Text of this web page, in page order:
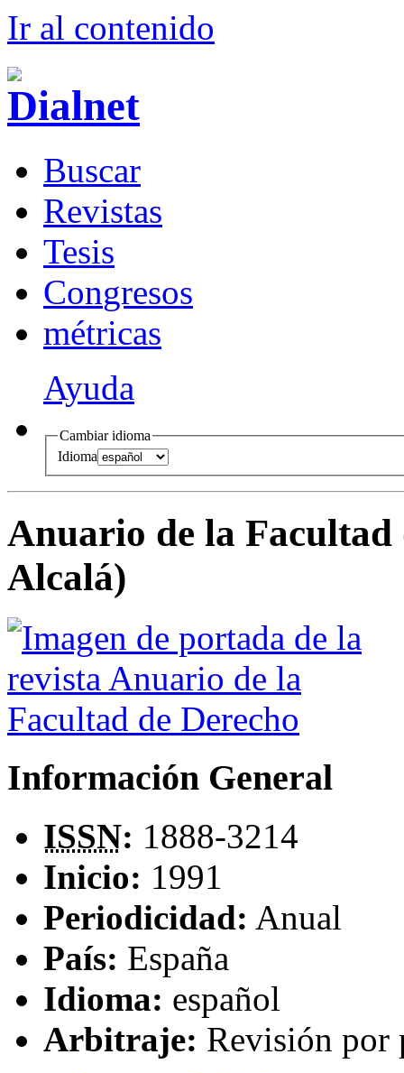
Ir al contenido
Buscar
Revistas
Tesis
Congresos
métricas
Ayuda
Cambiar idioma
Idioma
Anuario de la Facultad
Alcalá)
Información General
ISSN: 1888-3214
Inicio: 1991
Periodicidad: Anual
País: España
Idioma: español
Arbitraje: Revisión por